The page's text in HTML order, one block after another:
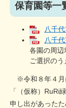
保育園等一
八千
八千
各園の周辺
ご選択のう
※令和８年４月
「（仮称）RuRi
申し出があったた